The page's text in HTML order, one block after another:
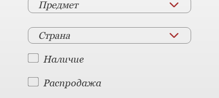
Предмет
Страна
Наличие
Распродажа